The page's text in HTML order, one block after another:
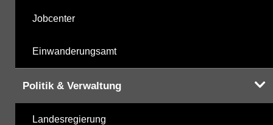
Jobcenter
Einwanderungsamt
Politik & Verwaltung
Landesregierung